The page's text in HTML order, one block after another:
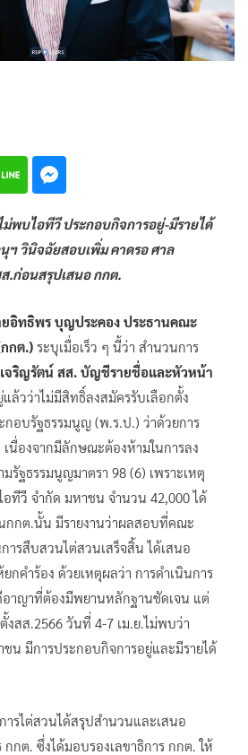
พบไอทีวี ประกอบกิจการอยู่-มีรายได้
ฯ วินิจฉัยสอบเพิ่ม คาดรอ ศาล
.ก่อนสรุปเสนอ กกต.
อิทธิพร บุญประคอง ประธานคณะ
กต.) ​ ระบุเมื่อเร็ว ๆ นี้ว่า สำนวนการ
จริญรัตน์ สส. บัญชีรายชื่อและหัวหน้า
ล้วว่าไม่มีสิทธิ์ลงสมัครรับเลือกตั้ง
อบ​รัฐธรรมนูญ​ (พ.ร.ป.)​ ว่าด้วยการ
เนื่องจากมีลักษณะต้องห้ามในการลง
รัฐธรรมนูญมาตรา 98 (6) เพราะเหตุ
ทีวี จำกัด มหาชน จำนวน 42,000 ได้
กกต.นั้น มีรายงานว่าผลสอบที่คณะ
ารสืบสวนไต่สวนเสร็จสิ้น ได้เสนอ
กคำร้อง ด้วยเหตุผลว่า การดำเนินการ
อาญาที่ต้องมีพยานหลักฐานชัดเจน แต่
สส.2566 วันที่ 4-7 เม.ย.ไม่พบว่า
น มีการประกอบกิจการอยู่และมีรายได้
ารไต่สวนได้สรุปสำนวนและเสนอ
กกต. ซึ่งได้มอบรองเลขาธิการ กกต. ให้